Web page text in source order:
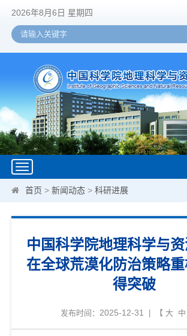
2026年8月6日 星期四
Toggle
navigation
首页 >新闻动态 >科研进展
中国科学院地理科学与
在全球荒漠化防治策略
得突破
发布时间： 2025-12-31 | 【 大 中